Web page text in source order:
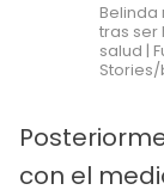
tras
salud |
con el